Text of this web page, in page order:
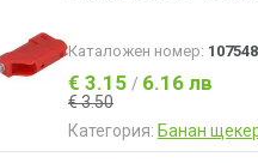
Каталожен номер: 107548
€ 3.15 / 6.16 лв
€ 3.50
Категория: Банан